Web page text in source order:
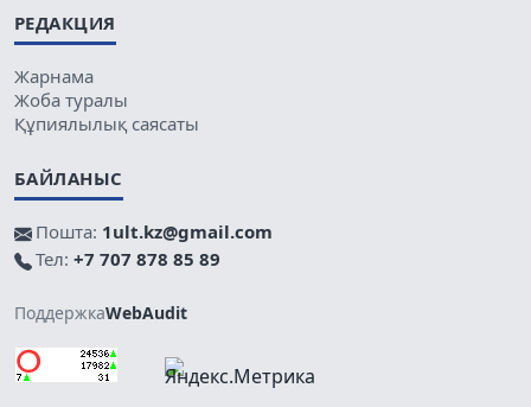
РЕДАКЦИЯ
Жарнама
Жоба туралы
Құпиялылық саясаты
БАЙЛАНЫС
Пошта: 1ult.kz@gmail.com
Тел: +7 707 878 85 89
ПоддержкаWebAudit